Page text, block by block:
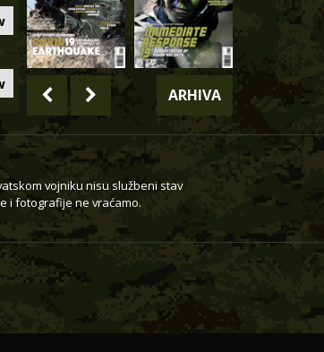
ARHIVA
vojniku nisu službeni stav
i fotografije ne vraćamo.